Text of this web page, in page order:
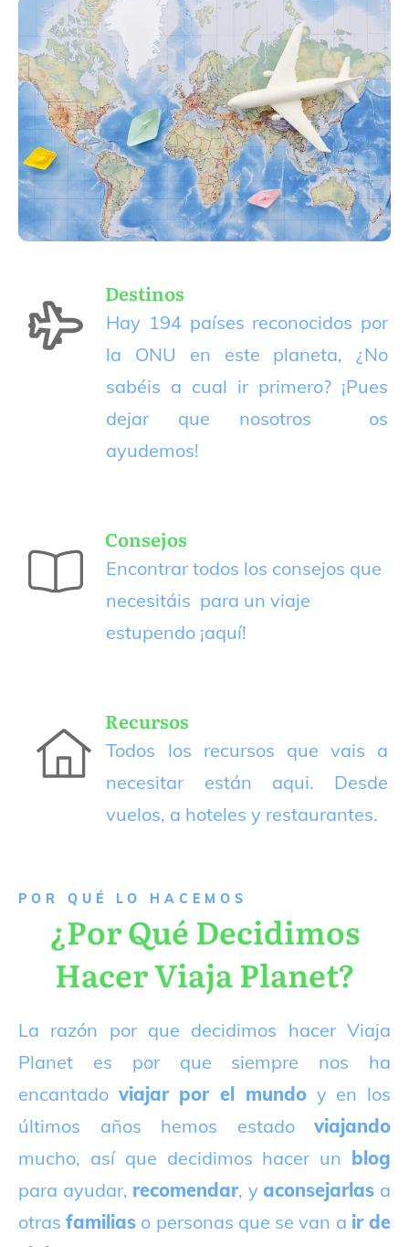
Destinos
Hay 194 países reconocidos por
la ONU en este planeta, ¿No
sabéis a cual ir primero? ¡Pues
dejar que nosotros os
ayudemos!
Consejos
Encontrar todos los consejos que
necesitáis para un viaje
estupendo ¡aquí!
Recursos
Todos los recursos que vais a
necesitar están aqui. Desde
vuelos, a hoteles y restaurantes.
P OR QUÉ LO HACEMOS
¿Por Qué Decidimos
Hacer Viaja Planet?
La razón por que decidimos hacer Viaja
Planet es por que siempre nos ha
encantado viajar por el mundoy en los
últimos años hemos estado viajando
mucho, así que decidimos hacer un blog
para ayudar, recomendar, yaconsejarlas a
otrasfamilias o personas que se van a ir de